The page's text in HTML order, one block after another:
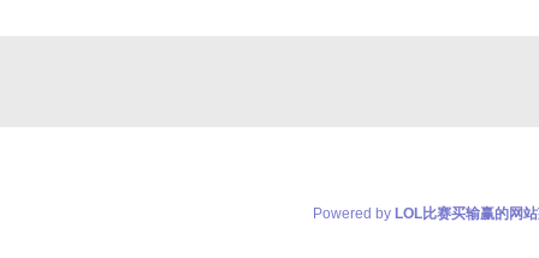
Powered by LOL比赛买输赢的网